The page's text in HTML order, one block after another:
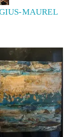
MAUREL